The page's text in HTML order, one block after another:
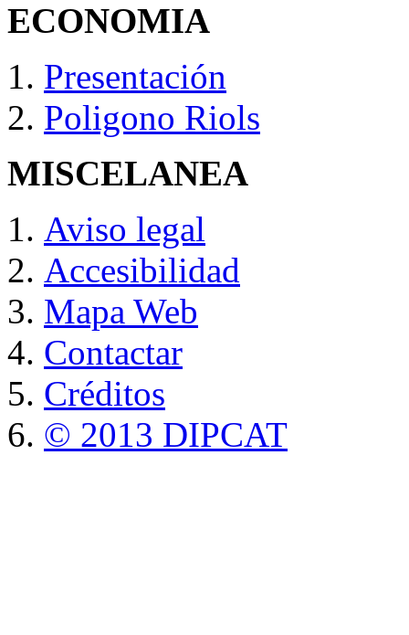
ECONOMIA
Presentación
Poligono Riols
MISCELANEA
Aviso legal
Accesibilidad
Mapa Web
Contactar
Créditos
© 2013 DIPCAT